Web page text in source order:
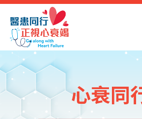
心衰同